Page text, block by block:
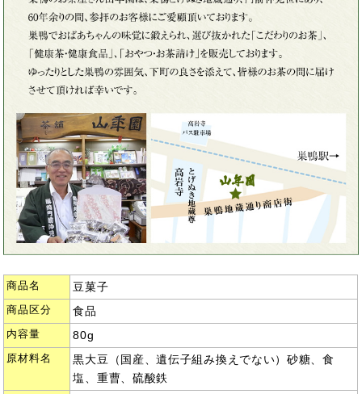
商品名 豆菓子
商品区分 食品
内容量 80g
原材料名
黒大豆（国産、遺伝子組み換えでない）砂糖、食
塩、重曹、硫酸鉄